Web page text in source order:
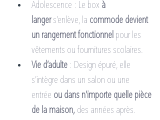
Adolescence : Le box à
langer s’enlève, la commode devient
un rangement fonctionnel pour les
vêtements ou fournitures scolaires.
Vie d’adulte : Design épuré, elle
s’intègre dans un salon ou une
entrée ou dans n’importe quelle pièce
de la maison, des années après.